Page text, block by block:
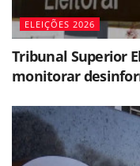
ELEIÇÕES 2026
Tribunal Superior
monitorar